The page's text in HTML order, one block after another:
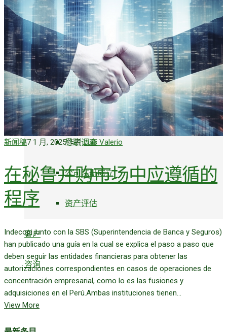
资产评估
客户
咨询
财务报表审计
运营审计
行政管理
外包服务
尽职调查
公司注册成立
资产评估
客户
咨询
新闻稿7 1 月, 2025作者Luis Valerio
在秘鲁并购市场中应遵循的
程序
Indecopi junto con la SBS (Superintendencia de Banca y Seguros)
han publicado una guía en la cual se explica el paso a paso que
deben seguir las entidades financieras para obtener las
autorizaciones correspondientes en casos de operaciones de
concentración empresarial, como lo es las fusiones y
adquisiciones en el Perú.Ambas instituciones tienen...
View More